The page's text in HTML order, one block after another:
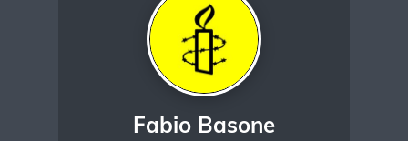
Fabio Basone